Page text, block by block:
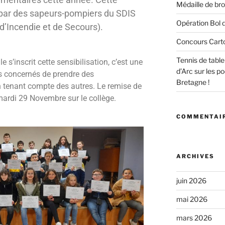
des sapeurs-pompiers du SDIS
et de Secours).
s’inscrit cette sensibilisation, c’est une
de prendre des
compte des autres. Le remise de
29 Novembre sur le collège.
Médaille de
Opération Bol
Concours
Tennis de
d’Arc sur les
Bretagne !
ARCHIVES
juin 2026
mai 2026
mars 2026